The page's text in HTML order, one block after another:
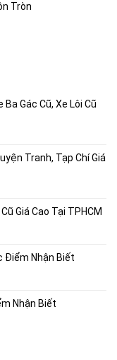
Tròn
Gác Cũ, Xe Lôi Cũ
Tranh, Tạp Chí Giá
Giá Cao Tại TPHCM
Điểm Nhận Biết
Nhận Biết